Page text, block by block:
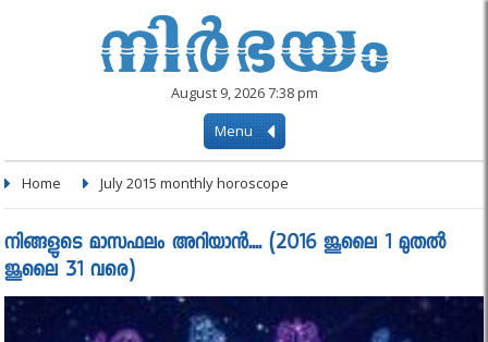
August 9, 2026 7:38 pm
Menu
Home July 2015 monthly horoscope
നിങ്ങളുടെ മാസഫലം അറിയാൻ.... (2016 ജൂലൈ 1 മുതല്‍
ജൂലൈ 31 വരെ)